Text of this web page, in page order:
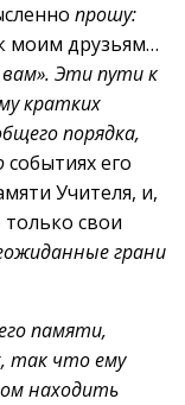
прошу:
моим друзьям…
Эти пути к
кратких
порядка,
событиях его
Учителя, и,
свои
грани
памяти,
так что ему
находить